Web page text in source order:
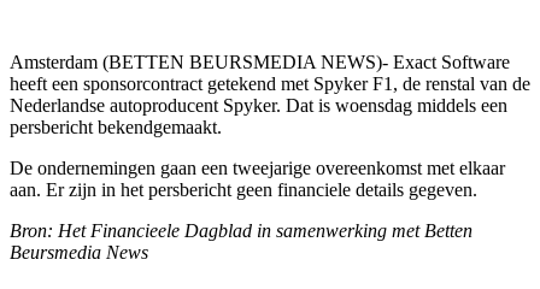
Amsterdam (BETTEN BEURSMEDIA NEWS)- Exact Software
heeft een sponsorcontract getekend met Spyker F1, de renstal van de
Nederlandse autoproducent Spyker. Dat is woensdag middels een
persbericht bekendgemaakt.
De ondernemingen gaan een tweejarige overeenkomst met elkaar
aan. Er zijn in het persbericht geen financiele details gegeven.
Bron: Het Financieele Dagblad in samenwerking met Betten
Beursmedia News